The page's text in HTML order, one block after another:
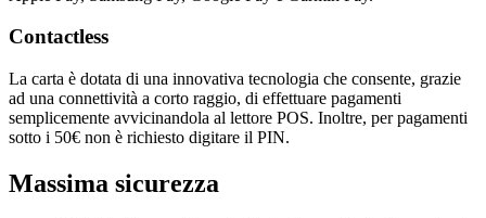
Contactless
La carta è dotata di una innovativa tecnologia che consente, grazie
ad una connettività a corto raggio, di effettuare pagamenti
semplicemente avvicinandola al lettore POS. Inoltre, per pagamenti
sotto i 50€ non è richiesto digitare il PIN.
Massima sicurezza